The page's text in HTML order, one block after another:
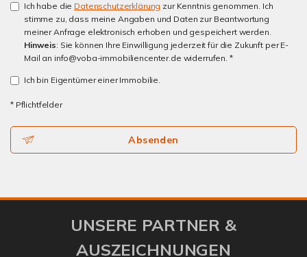
Ich habe die Datenschutzerklärung zur Kenntnis genommen. Ich
stimme zu, dass meine Angaben und Daten zur Beantwortung
meiner Anfrage elektronisch erhoben und gespeichert werden.
Hinweis: Sie können Ihre Einwilligung jederzeit für die Zukunft per E-
Mail an info@voba-immobiliencenter.de widerrufen. *
Ich bin Eigentümer einer Immobilie.
* Pflichtfelder
Absenden
UNSERE PARTNER &
AUSZEICHNUNGEN